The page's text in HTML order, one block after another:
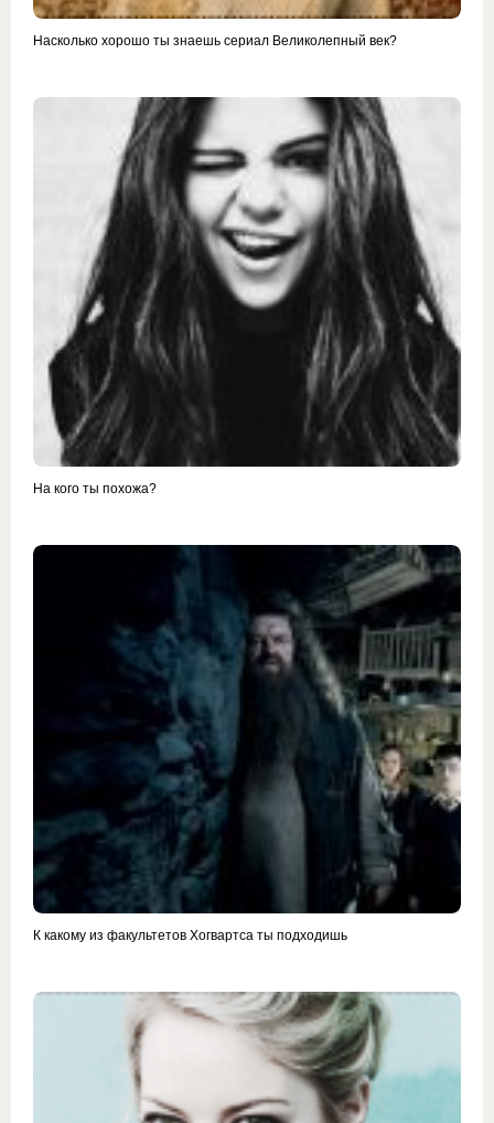
Насколько хорошо ты знаешь сериал Великолепный век?
На кого ты похожа?
К какому из факультетов Хогвартса ты подходишь